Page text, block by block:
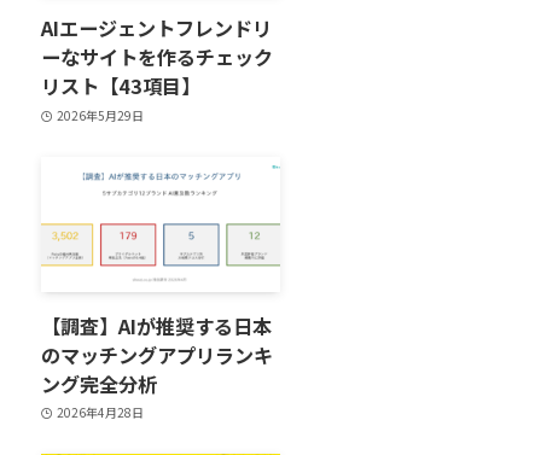
AIエージェントフレンドリ
ーなサイトを作るチェック
リスト【43項目】
2026年5月29日
【調査】AIが推奨する日本
のマッチングアプリランキ
ング完全分析
2026年4月28日